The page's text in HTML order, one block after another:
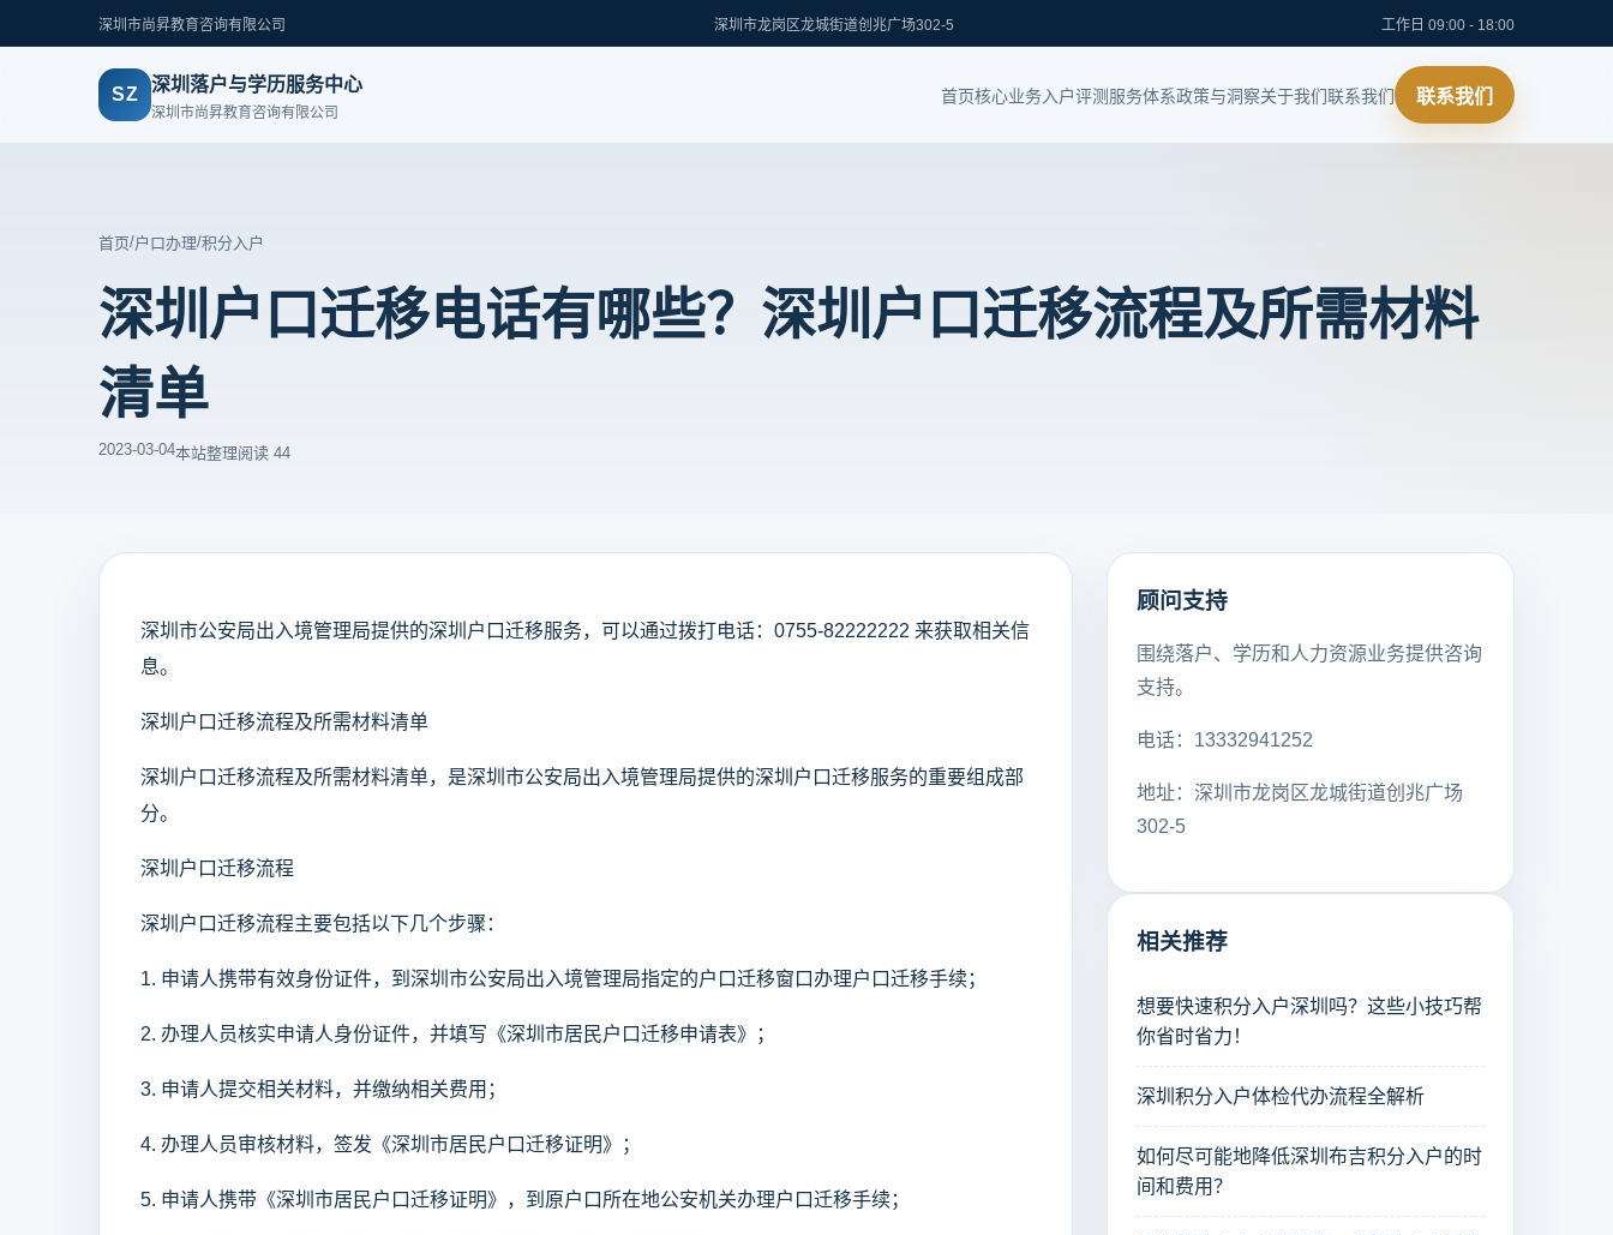
深圳市尚昇教育咨询有限公司 深圳市龙岗区龙城街道创兆广场302-5 工作日 09:00 - 18:00
SZ 深圳落户与学历服务中心
深圳市尚昇教育咨询有限公司
首页核心业务入户评测 服务体系政策与洞察关于我们联系我们 联系我们
首页/户口办理/积分入户
深圳户口迁移电话有哪些？深圳户口迁移流程及所需材料
清单
2023-03-04本站整理阅读 44
深圳市公安局出入境管理局提供的深圳户口迁移服务，可以通过拨打电话：0755-82222222 来获取相关信
息。
深圳户口迁移流程及所需材料清单
深圳户口迁移流程及所需材料清单，是深圳市公安局出入境管理局提供的深圳户口迁移服务的重要组成部
分。
深圳户口迁移流程
深圳户口迁移流程主要包括以下几个步骤：
1. 申请人携带有效身份证件，到深圳市公安局出入境管理局指定的户口迁移窗口办理户口迁移手续；
2. 办理人员核实申请人身份证件，并填写《深圳市居民户口迁移申请表》；
3. 申请人提交相关材料，并缴纳相关费用；
4. 办理人员审核材料，签发《深圳市居民户口迁移证明》；
5. 申请人携带《深圳市居民户口迁移证明》，到原户口所在地公安机关办理户口迁移手续；
顾问支持
围绕落户、学历和人力资源业务提供咨询
支持。
电话：13332941252
地址：深圳市龙岗区龙城街道创兆广场
302-5
相关推荐
想要快速积分入户深圳吗？这些小技巧帮
你省时省力！
深圳积分入户体检代办流程全解析
如何尽可能地降低深圳布吉积分入户的时
间和费用？